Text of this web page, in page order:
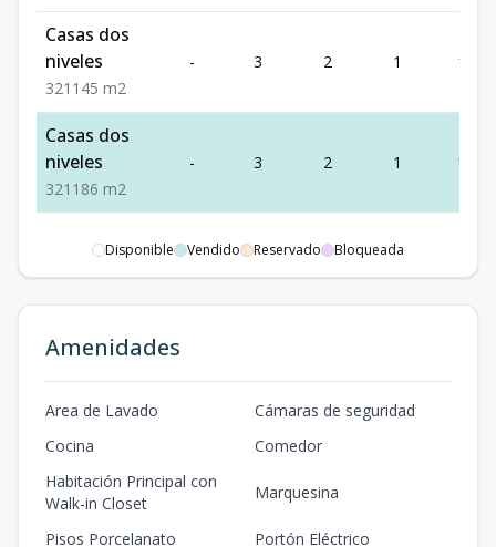
Casas dos
niveles
321 145 m2
- 3 2 1 145
Casas dos
niveles
321 186 m2
- 3 2 1 186
Disponible Vendido Reservado Bloqueada
Amenidades
Area de Lavado
Cámaras de seguridad
Cocina
Comedor
Habitación Principal con
Walk-in Closet
Marquesina
Pisos Porcelanato
Portón Eléctrico